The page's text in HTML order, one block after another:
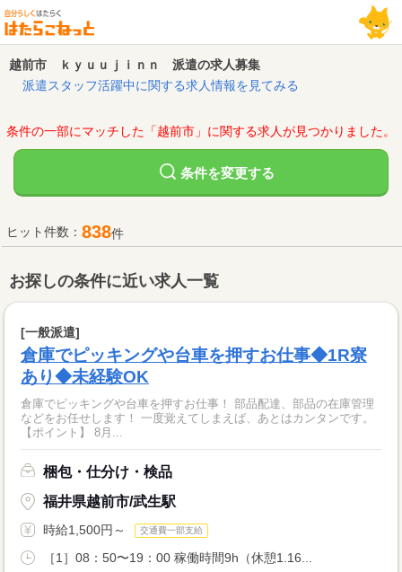
越前市 ｋｙｕｕｊｉｎｎ 派遣の求人募集
派遣スタッフ活躍中に関する求人情報を見てみる
条件の一部にマッチした「越前市」に関する求人が見つかりました。
条件を変更する
ヒット件数： 838件
お探しの条件に近い求人一覧
[一般派遣]
倉庫でピッキングや台車を押すお仕事◆1R寮
あり◆未経験OK
倉庫でピッキングや台車を押すお仕事！ 部品配達、部品の在庫管理
などをお任せします！ 一度覚えてしまえば、あとはカンタンです。
【ポイント】 8月...
梱包・仕分け・検品
福井県越前市/武生駅
時給1,500円～ 交通費一部支給
［1］08：50〜19：00 稼働時間9h（休憩1.16...